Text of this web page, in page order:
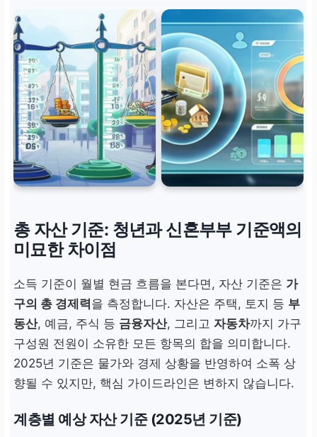
100% 이하
부모 소득은 미반영되며,
본인 소득 기준 적용
신혼부부/예비신혼부부
100% 이하
120% 이하 (특례)
소득 활동으로 인한 패널
티를 줄이기 위한 완화 기
준
한부모가족
총 자산 기준: 청년과 신혼부부 기준액의
미묘한 차이점
소득 기준이 월별 현금 흐름을 본다면, 자산 기준은 가
구의 총 경제력을 측정합니다. 자산은 주택, 토지 등 부
동산, 예금, 주식 등 금융자산, 그리고 자동차까지 가구
구성원 전원이 소유한 모든 항목의 합을 의미합니다.
2025년 기준은 물가와 경제 상황을 반영하여 소폭 상
향될 수 있지만, 핵심 가이드라인은 변하지 않습니다.
계층별 예상 자산 기준 (2025년 기준)